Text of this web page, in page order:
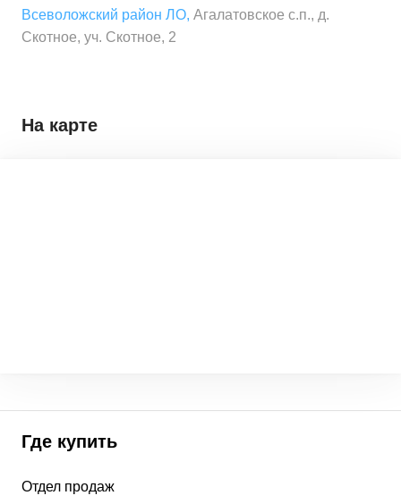
Всеволожский район ЛО, Агалатовское с.п., д.
Скотное, уч. Скотное, 2
Где купить
Отдел продаж
На карте